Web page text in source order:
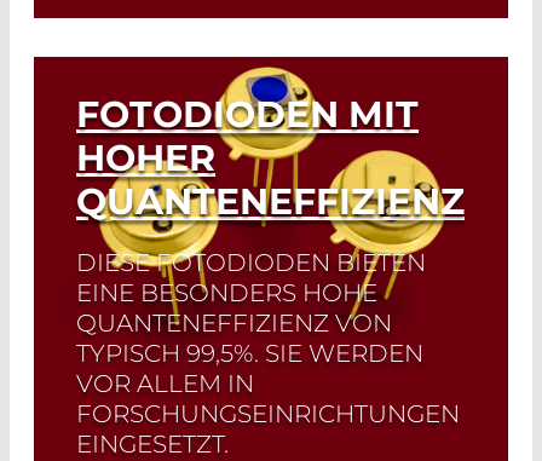
Read More
FOTODIODEN MIT
HOHER
QUANTENEFFIZIENZ
DIESE FOTODIODEN BIETEN
EINE BESONDERS HOHE
QUANTENEFFIZIENZ VON
TYPISCH 99,5%. SIE WERDEN
VOR ALLEM IN
FORSCHUNGSEINRICHTUNGEN
EINGESETZT.